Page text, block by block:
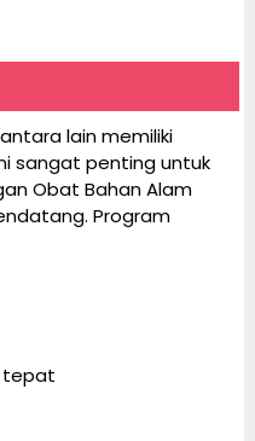
lain memiliki
sangat penting untuk
Obat Bahan Alam
Program
tepat